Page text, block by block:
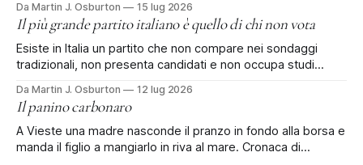
quattro, forse cinquecento persone che ogni anno lasciano
l'Italia con l'aiuto dello Stato italiano. Si chiama rimpatrio
Da Martin J. Osburton 15 lug 2026
Il più grande partito italiano è quello di chi non vota
Esiste in Italia un partito che non compare nei sondaggi
tradizionali, non presenta candidati e non occupa studi
partito del Paese: è quello di chi ha deciso di non votare più.
Secondo alcune stime sull'affluenza alle prossime elezioni
Da Martin J. Osburton 12 lug 2026
Il panino carbonaro
A Vieste una madre nasconde il pranzo in fondo alla borsa e
manda il figlio a mangiarlo in riva al mare. Cronaca di